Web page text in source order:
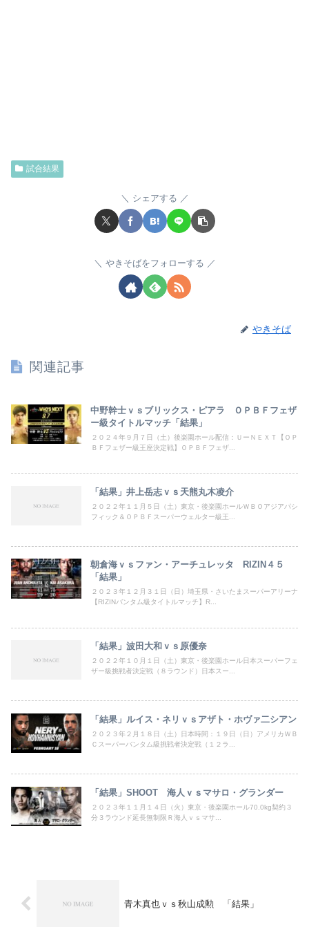
試合結果
シェアする
やきそばをフォローする
やきそば
関連記事
中野幹士ｖｓブリックス・ピアラ ＯＰＢＦフェザ
ー級タイトルマッチ「結果」
２０２４年９月７日（土）後楽園ホール配信：ＵーＮＥＸＴ【ＯＰ
ＢＦフェザー級王座決定戦】ＯＰＢＦフェザ...
「結果」井上岳志ｖｓ天熊丸木凌介
２０２２年１１月５日（土）東京・後楽園ホールＷＢＯアジアパシ
フィック＆ＯＰＢＦスーパーウェルター級王...
朝倉海ｖｓファン・アーチュレッタ RIZIN４５
「結果」
２０２３年１２月３１日（日）埼玉県・さいたまスーパーアリーナ
【RIZINバンタム級タイトルマッチ】R...
「結果」波田大和ｖｓ原優奈
２０２２年１０月１日（土）東京・後楽園ホール日本スーパーフェ
ザー級挑戦者決定戦（８ラウンド）日本スー...
「結果」ルイス・ネリｖｓアザト・ホヴァ二シアン
２０２３年２月１８日（土）日本時間：１９日（日）アメリカＷＢ
Ｃスーパーバンタム級挑戦者決定戦（１２ラ...
「結果」SHOOT 海人ｖｓマサロ・グランダー
２０２３年１１月１４日（火）東京・後楽園ホール70.0kg契約３
分３ラウンド延長無制限Ｒ海人ｖｓマサ...
青木真也ｖｓ秋山成勲 「結果」